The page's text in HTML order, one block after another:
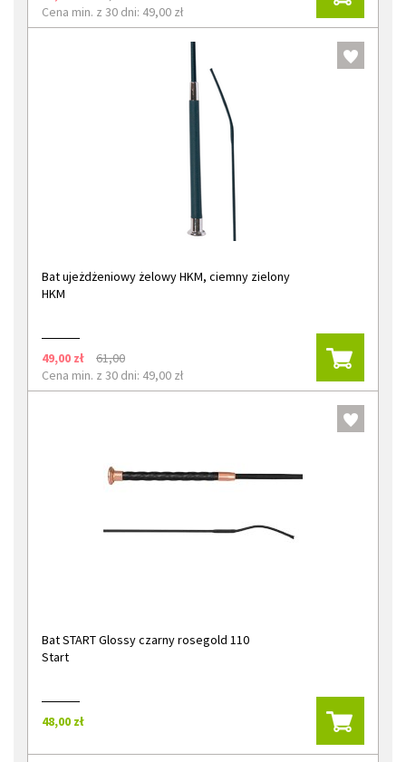
Cena min. z 30 dni: 49,00 zł
Bat ujeżdżeniowy żelowy HKM, ciemny zielony
HKM
49,00 zł
61,00
Cena min. z 30 dni: 49,00 zł
Bat START Glossy czarny rosegold 110
Start
48,00 zł